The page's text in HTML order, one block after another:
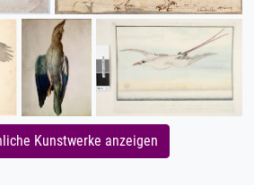
Kunstwerke anzeigen